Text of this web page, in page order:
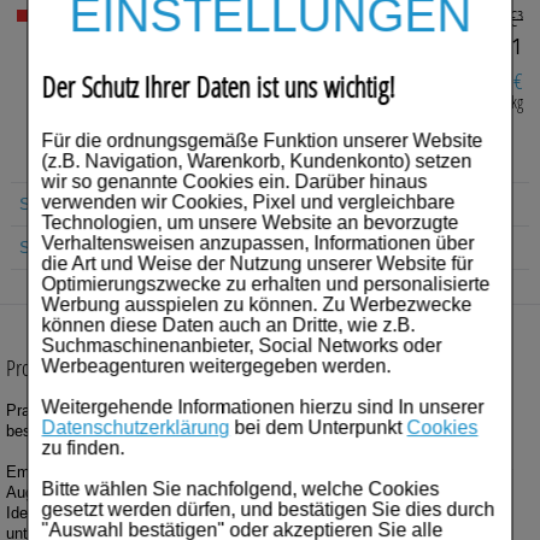
EINSTELLUNGEN
Der Schutz Ihrer Daten ist uns wichtig!
Für die ordnungsgemäße Funktion unserer Website
(z.B. Navigation, Warenkorb, Kundenkonto) setzen
wir so genannte Cookies ein. Darüber hinaus
verwenden wir Cookies, Pixel und vergleichbare
Technologien, um unsere Website an bevorzugte
Verhaltensweisen anzupassen, Informationen über
die Art und Weise der Nutzung unserer Website für
Optimierungszwecke zu erhalten und personalisierte
Werbung ausspielen zu können. Zu Werbezwecke
können diese Daten auch an Dritte, wie z.B.
Suchmaschinenanbieter, Social Networks oder
Werbeagenturen weitergegeben werden.
Weitergehende Informationen hierzu sind In unserer
Datenschutzerklärung bei dem UnterpunktCookies
zu finden.
Bitte wählen Sie nachfolgend, welche Cookies
gesetzt werden dürfen, und bestätigen Sie dies durch
"Auswahl bestätigen" oder akzeptieren Sie alle
Homöopathie, Schüsslersalze & Bachblüten Original
Raucherentwöhnung
Gesundheit & Fitness
Kosmetika & Parfümerieartikel
Körperpflege
Tablettenspender & Tablettenteiler
Tierarzneimittel
Bonbons
Tee
UVP: €³
11,47 €¹
Sie sparen: 3,43 €
1.274,44 € pro 1 kg
Nicht lieferbar
Suche Produkt
Suche Anbieter
Produktbeschreibung
Praktischer Sonnenschutz Stick für empfindliche, sehr anfällige und
besonders exponierte Hautpartien.
Empfindliche und besonders exponierte Hautpartien (Gesicht, nah an der
Augenpartie, Ohren, zum Schutz von Narben etc.).
Ideal für den Sonnenschutz bei kalten Temperaturen (Wintersport). Für
unterwegs.